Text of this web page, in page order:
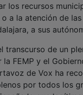
los recursos
a la atención de
a sus
transcurso de un
FEMP y el
de Vox ha
por todos los